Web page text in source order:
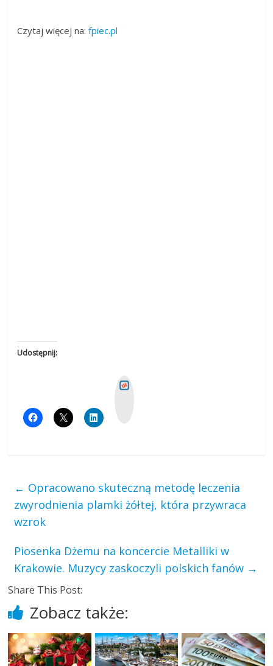
Czytaj więcej na:fpiec.pl
Udostępnij:
← Opracowano skuteczną metodę leczenia
zwyrodnienia plamki żółtej, która przywraca
wzrok
Piosenka Dżemu na koncercie Metalliki w
Krakowie. Muzycy zaskoczyli polskich fanów →
Share This Post:
Zobacz także: